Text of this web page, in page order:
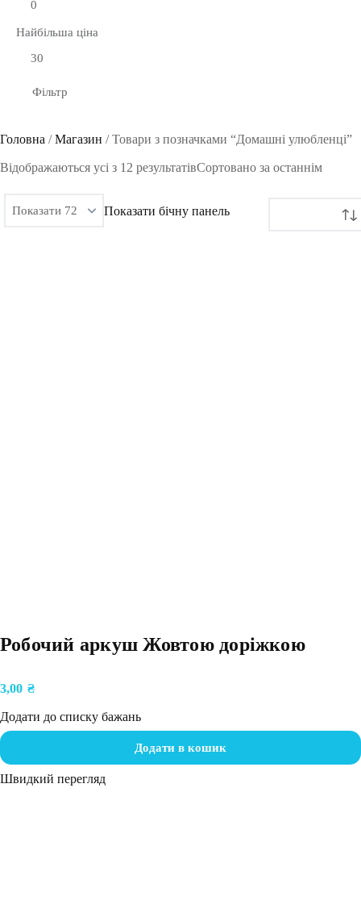
Найбільша ціна
Фільтр
Головна / Магазин / Товари з позначками “Домашні улюбленці”
Відображаються усі з 12 результатівСортовано за останнім
Показати бічну панель
Робочий аркуш Жовтою доріжкою
3,00 ₴
Додати до списку бажань
Додати в кошик
Швидкий перегляд